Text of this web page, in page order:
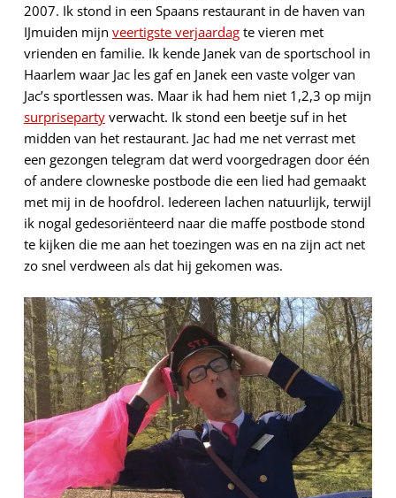
2007. Ik stond in een Spaans restaurant in de haven van
IJmuiden mijn veertigste verjaardagte vieren met
vrienden en familie. Ik kende Janek van de sportschool in
Haarlem waar Jac les gaf en Janek een vaste volger van
Jac’s sportlessen was. Maar ik had hem niet 1,2,3 op mijn
surprisepartyverwacht. Ik stond een beetje suf in het
midden van het restaurant. Jac had me net verrast met
een gezongen telegram dat werd voorgedragen door één
of andere clowneske postbode die een lied had gemaakt
met mij in de hoofdrol. Iedereen lachen natuurlijk, terwijl
ik nogal gedesoriënteerd naar die maffe postbode stond
te kijken die me aan het toezingen was en na zijn act net
zo snel verdween als dat hij gekomen was.